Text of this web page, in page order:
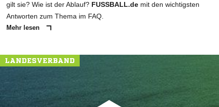
gilt sie? Wie ist der Ablauf? FUSSBALL.de mit den wichtigsten
Antworten zum Thema im FAQ.
Mehr lesen
LANDESVERBAND